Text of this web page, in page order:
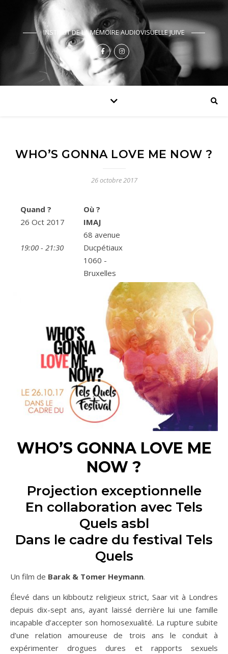
INSTITUT DE LA MÉMOIRE AUDIOVISUELLE JUIVE
WHO’S GONNA LOVE ME NOW ?
26 octobre 2017
Quand ?
26 Oct 2017
19:00 - 21:30
Où ?
IMAJ
68 avenue
Ducpétiaux
1060 -
Bruxelles
WHO’S GONNA LOVE ME
NOW ?
Projection exceptionnelle
En collaboration avec Tels
Quels asbl
Dans le cadre du festival Tels
Quels
Un film de Barak & Tomer Heymann.
Élevé dans un kibboutz religieux strict, Saar vit à Londres
depuis dix-sept ans, ayant laissé derrière lui une famille
incapable d’accepter son homosexualité. La rupture subite
d’une relation amoureuse de trois ans le conduit à
expérimenter drogues dures et rapports sexuels